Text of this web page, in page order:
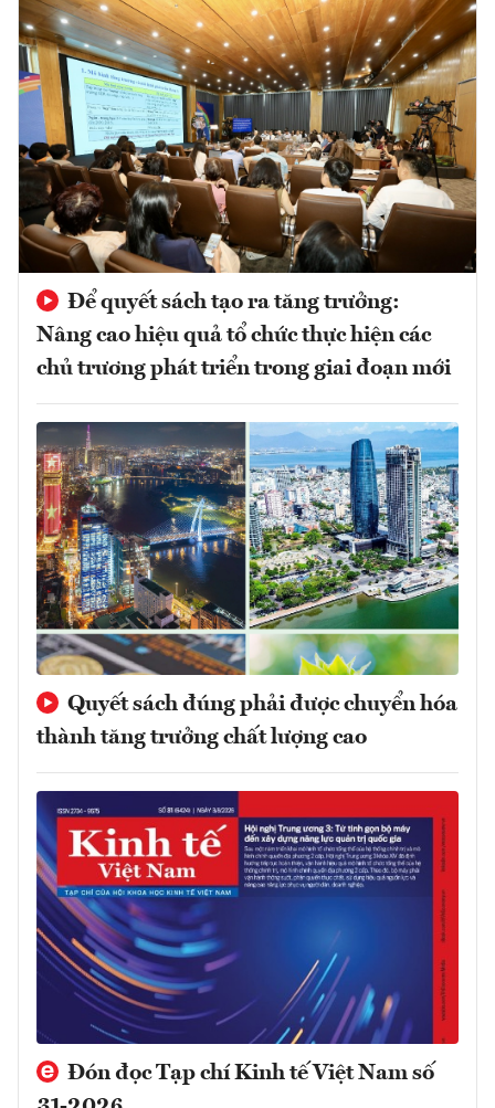
Để quyết sách tạo ra tăng trưởng:
Nâng cao hiệu quả tổ chức thực hiện các
chủ trương phát triển trong giai đoạn mới
Quyết sách đúng phải được chuyển hóa
thành tăng trưởng chất lượng cao
Đón đọc Tạp chí Kinh tế Việt Nam số